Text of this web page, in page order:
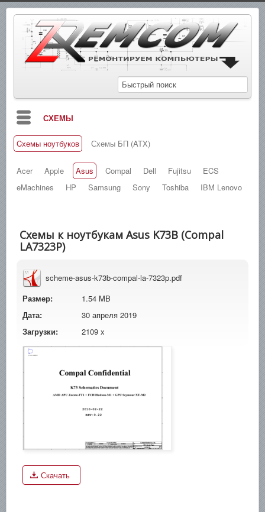
СХЕМЫ
БЛОГ
МАНУАЛЫ
СПРАВОЧНИКИ
НОВОСТИ
Cхемы ноутбуков Схемы БП (ATX)
Acer Apple Asus Compal Dell Fujitsu
ECS
eMachines
HP Samsung Sony Toshiba IBM Lenovo
Схемы к ноутбукам Asus K73B (Compal
LA7323P)
scheme-asus-k73b-compal-la-7323p.pdf
Размер:
1.54 MB
Дата:
30 апреля 2019
Загрузки:
2109 x
Скачать